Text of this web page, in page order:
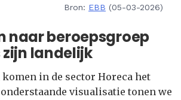
Bron: EBB (05-03-2026)
naar beroepsgroep
landelijk
in de sector Horeca het
visualisatie tonen we